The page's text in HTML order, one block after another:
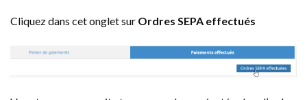
Cliquez dans cet onglet sur Ordres SEPA effectués